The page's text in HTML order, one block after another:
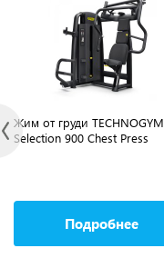
Жим от груди TECHNOGYM
Selection 900 Chest Press
Подробнее